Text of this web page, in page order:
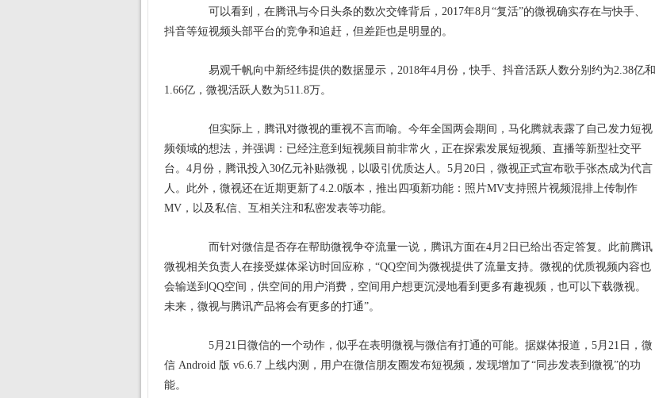
可以看到，在腾讯与今日头条的数次交锋背后，2017年8月“复活”的微视确实存在与快手、
抖音等短视频头部平台的竞争和追赶，但差距也是明显的。
易观千帆向中新经纬提供的数据显示，2018年4月份，快手、抖音活跃人数分别约为2.38亿和
1.66亿，微视活跃人数为511.8万。
但实际上，腾讯对微视的重视不言而喻。今年全国两会期间，马化腾就表露了自己发力短视
频领域的想法，并强调：已经注意到短视频目前非常火，正在探索发展短视频、直播等新型社交平
台。4月份，腾讯投入30亿元补贴微视，以吸引优质达人。5月20日，微视正式宣布歌手张杰成为代言
人。此外，微视还在近期更新了4.2.0版本，推出四项新功能：照片MV支持照片视频混排上传制作
MV，以及私信、互相关注和私密发表等功能。
而针对微信是否存在帮助微视争夺流量一说，腾讯方面在4月2日已给出否定答复。此前腾讯
微视相关负责人在接受媒体采访时回应称，“QQ空间为微视提供了流量支持。微视的优质视频内容也
会输送到QQ空间，供空间的用户消费，空间用户想更沉浸地看到更多有趣视频，也可以下载微视。
未来，微视与腾讯产品将会有更多的打通”。
5月21日微信的一个动作，似乎在表明微视与微信有打通的可能。据媒体报道，5月21日，微
信 Android 版 v6.6.7 上线内测，用户在微信朋友圈发布短视频，发现增加了“同步发表到微视”的功
能。